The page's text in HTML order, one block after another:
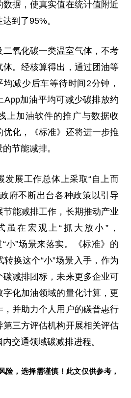
据，使真实值在统计值附近
到了95%。
二氧化碳一类温室气体，不考
体。经核算得出，通过团油等
减少后车等待时间2分钟，
App加油平均可减少碳排放约
上加油软件的推广与数据收
化，《标准》还将进一步推
节能减排。
发展工作总体上采取“自上而
府不断出台各种政策以引导
能减排工作，长期推动产业
虽在宏观上“抓大放小”，
小”场景来落实。《标准》的
换这个“小”场景入手，作为
减排团标，未来更多企业可
化加油领域的量化计算，更
并助力个人用户的碳普惠行
第三方评估机构开展相关评估
交通领域碳减排进程。
险，选择需谨慎！此文仅供参考，